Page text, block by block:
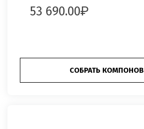
53 690.00
СОБРАТЬ